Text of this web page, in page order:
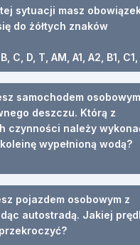
sytuacji masz
do żółtych znaków
C, D, T, AM, A1, A2, B1, C1,
samochodem osobowym
deszczu. Którą z
czynności należy
wypełnioną wodą?
pojazdem osobowym z
autostradą. Jakiej